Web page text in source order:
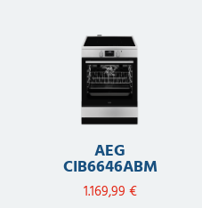
AEG
CIB6646ABM
1.169,99 €